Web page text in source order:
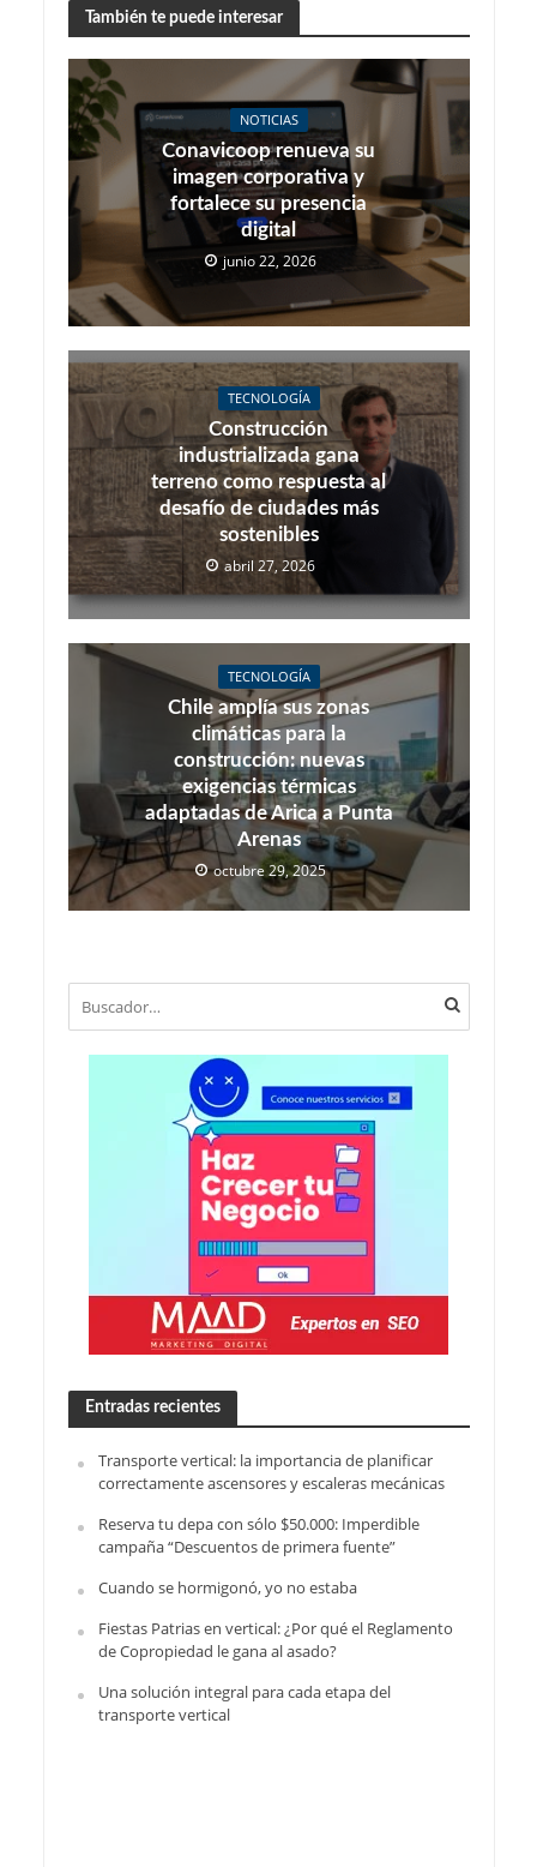
También te puede interesar
NOTICIAS
Conavicoop renueva su
imagen corporativa y
fortalece su presencia
digital
junio 22, 2026
TECNOLOGÍA
Construcción
industrializada gana
terreno como respuesta al
desafío de ciudades más
sostenibles
abril 27, 2026
TECNOLOGÍA
Chile amplía sus zonas
climáticas para la
construcción: nuevas
exigencias térmicas
adaptadas de Arica a Punta
Arenas
octubre 29, 2025
Entradas recientes
Transporte vertical: la importancia de planificar
correctamente ascensores y escaleras mecánicas
Reserva tu depa con sólo $50.000: Imperdible
campaña “Descuentos de primera fuente”
Cuando se hormigonó, yo no estaba
Fiestas Patrias en vertical: ¿Por qué el Reglamento
de Copropiedad le gana al asado?
Una solución integral para cada etapa del
transporte vertical